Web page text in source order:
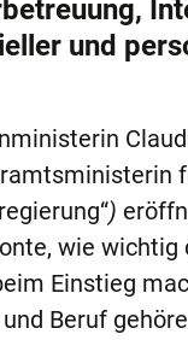
und
)
wie wichtig
Einstieg
Beruf